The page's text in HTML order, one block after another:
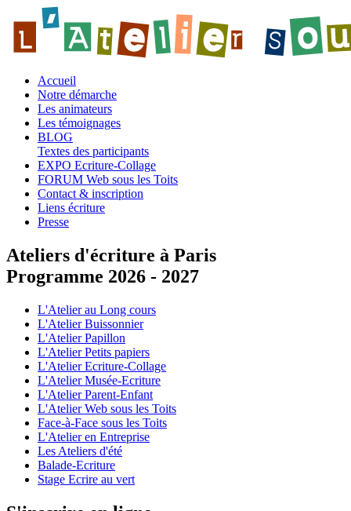
Accueil
Notre démarche
Les animateurs
Les témoignages
BLOG
Textes des participants
EXPO Ecriture-Collage
FORUM Web sous les Toits
Contact & inscription
Liens écriture
Presse
Ateliers d'écriture à Paris
Programme 2026 - 2027
L'Atelier au Long cours
L'Atelier Buissonnier
L'Atelier Papillon
L'Atelier Petits papiers
L'Atelier Ecriture-Collage
L'Atelier Musée-Ecriture
L'Atelier Parent-Enfant
L'Atelier Web sous les Toits
Face-à-Face sous les Toits
L'Atelier en Entreprise
Les Ateliers d'été
Balade-Ecriture
Stage Ecrire au vert